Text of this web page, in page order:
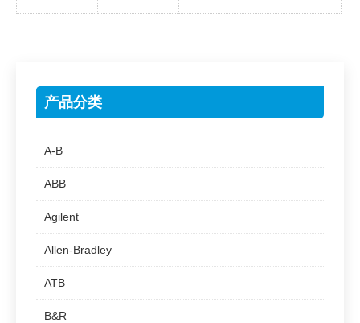
产品分类
A-B
ABB
Agilent
Allen-Bradley
ATB
B&R